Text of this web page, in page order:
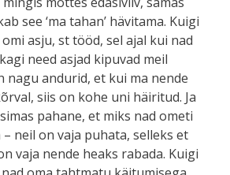
see ‘ma tahan’ hävitama. Kuigi
asju, st tööd, sel ajal kui nad
need asjad kipuvad meil
nagu andurid, et kui ma nende
siis on kohe uni häiritud. Ja
pahane, et miks nad ometi
neil on vaja puhata, selleks et
vaja nende heaks rabada. Kuigi